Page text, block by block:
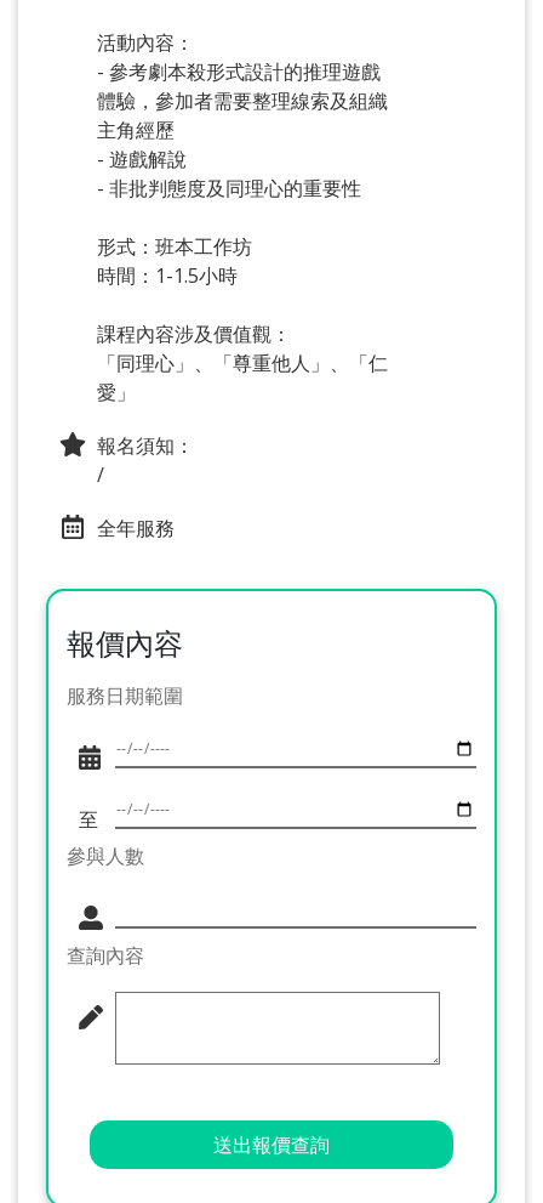
活動內容：
- 參考劇本殺形式設計的推理遊戲
體驗，參加者需要整理線索及組織
主角經歷
- 遊戲解說
- 非批判態度及同理心的重要性
形式：班本工作坊
時間：1-1.5小時
課程內容涉及價值觀：
「同理心」、「尊重他人」、「仁
愛」
報名須知：
/
全年服務
報價內容
服務日期範圍
至
參與人數
查詢內容
送出報價查詢